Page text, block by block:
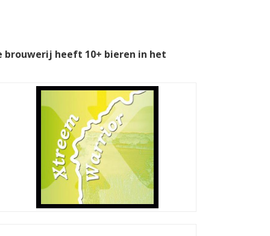
brouwerij heeft 10+ bieren in het